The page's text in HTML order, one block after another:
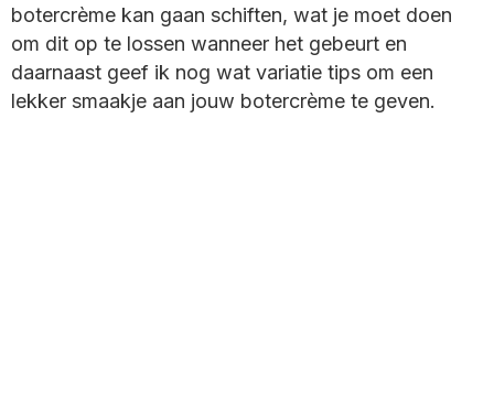
botercrème kan gaan schiften, wat je moet doen
om dit op te lossen wanneer het gebeurt en
daarnaast geef ik nog wat variatie tips om een
lekker smaakje aan jouw botercrème te geven.